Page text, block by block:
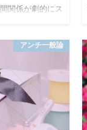
関係が劇的にス
アンチ一般論